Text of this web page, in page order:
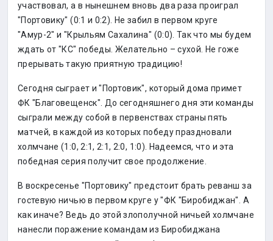
участвовал, а в нынешнем вновь два раза проиграл
"Портовику" (0:1 и 0:2). Не забил в первом круге
"Амур-2" и "Крыльям Сахалина" (0:0). Так что мы будем
ждать от "КС" победы. Желательно – сухой. Не гоже
прерывать такую приятную традицию!
Сегодня сыграет и "Портовик", который дома примет
ФК "Благовещенск". До сегодняшнего дня эти команды
сыграли между собой в первенствах страны пять
матчей, в каждой из которых победу праздновали
холмчане (1:0, 2:1, 2:1, 2:0, 1:0). Надеемся, что и эта
победная серия получит свое продолжение.
В воскресенье "Портовику" предстоит брать реванш за
гостевую ничью в первом круге у "ФК "Биробиджан". А
как иначе? Ведь до этой злополучной ничьей холмчане
нанесли поражение командам из Биробиджана